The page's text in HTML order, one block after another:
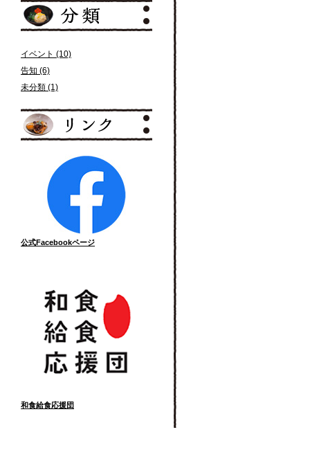
イベント (10)
告知 (6)
未分類 (1)
公式Facebookページ
和食給食応援団